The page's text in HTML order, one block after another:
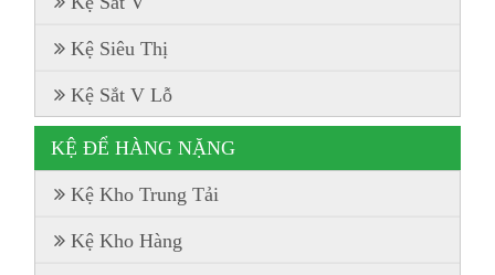
Kệ Siêu Thị
Kệ Sắt V Lỗ
KỆ ĐỂ HÀNG NẶNG
Kệ Kho Trung Tải
Kệ Kho Hàng